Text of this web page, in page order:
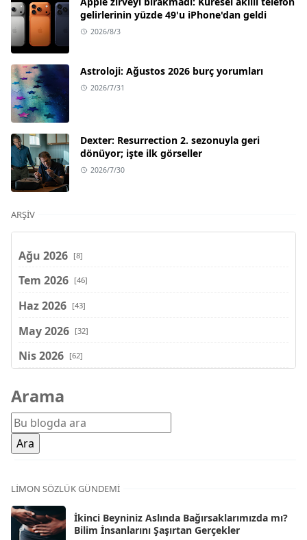
gelirlerinin yüzde 49'u iPhone'dan geldi
2026/8/3
Astroloji: Ağustos 2026 burç yorumları
2026/7/31
Dexter: Resurrection 2. sezonuyla geri
dönüyor; işte ilk görseller
2026/7/30
ARŞIV
Ağu 2026 [8]
Tem 2026 [46]
Haz 2026 [43]
May 2026 [32]
Nis 2026 [62]
Şub 2026
Oca 2026 [72]
Ara 2025
Kas 2025
Eki 2025
Eyl 2025 [56]
Arama
LIMON SÖZLÜK GÜNDEMI
İkinci Beyniniz Aslında Bağırsaklarımızda mı?
Bilim İnsanlarını Şaşırtan Gerçekler